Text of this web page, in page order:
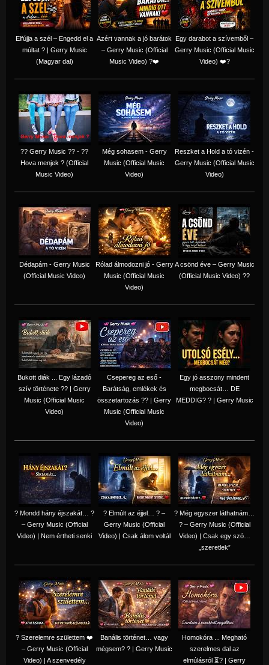
Elfújja a szél – Engedd el a
múltat ? | Gerry Music
(Magyar dal)
Azért vannak a jó barátok
– Gerry Music (Official
Music Video) ?❤️
Egy darabot a szívemből –
Gerry Music (Official Music
Video) ❤️?
?? Gerry Music ?? - ??
Hova menjek ? (Official
Music Video)
Még sohasem - Gerry
Music (Official Music
Video)
Reszket a Hold a tó vizén -
Gerry Music (Official Music
Video)
Dédapám - Gerry Music
(Official Music Video)
Rólad álmodozni jó - Gerry
Music (Official Music
Video)
A csönd éve – Gerry Music
(Official Music Video) ??
Bukott diák ... Egy lázadó
szív története ?? | Gerry
Music (Official Music
Video)
Csepereg az eső -
Barátság, emlékek és
összetartozás ?️? | Gerry
Music (Official Music
Video)
Egy jó asszony mindent
megbocsát… DE
MEDDIG? ? | Gerry Music
? Mondd hány éjszakát… ?
– Gerry Music (Official
Video) | Nem értheti senki
? Elmúlt az éjjel… ? –
Gerry Music (Official
Video) | Csak álom voltál
? Még egyszer láthatnám…
? – Gerry Music (Official
Video) | Csak egy szó…
„szeretlek”
? Szerelemre születtem ❤️
– Gerry Music (Official
Video) | A szenvedély
Banális történet… vagy
mégsem? ? | Gerry Music
Homokóra ... Megható
szerelmes dal az
elmúlásról ⏳? | Gerry